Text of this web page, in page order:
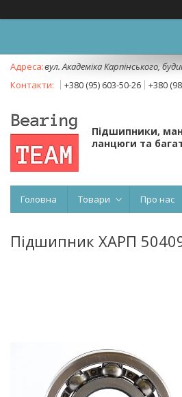
вул. Академіка Карпінського,
+380 (95) 603-50-26
+380
Підшипники,
ланцюги та
Головна Товари Про нас
Підшипник ХАРП